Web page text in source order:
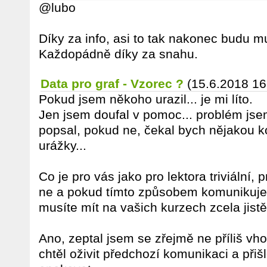
@lubo
Díky za info, asi to tak nakonec budu
Každopádně díky za snahu.
Data pro graf - Vzorec ? (15.6.2018
Pokud jsem někoho urazil... je mi líto.
Jen jsem doufal v pomoc... problém
popsal, pokud ne, čekal bych nějakou
urážky...
Co je pro vás jako pro lektora triviální,
ne a pokud tímto způsobem
musíte mít na vašich kurzech zcela
Ano, zeptal jsem se zřejmě ne příliš
chtěl oživit předchozí komunikaci a